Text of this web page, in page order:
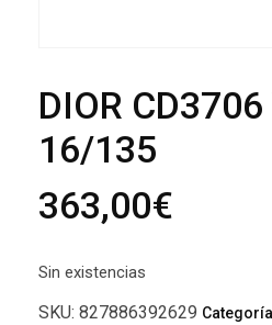
DIOR
16/135
363,00€
Sin existencias
SKU: 827886392629